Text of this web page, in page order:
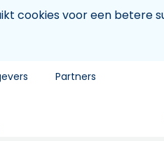
cookies voor een betere
Partners